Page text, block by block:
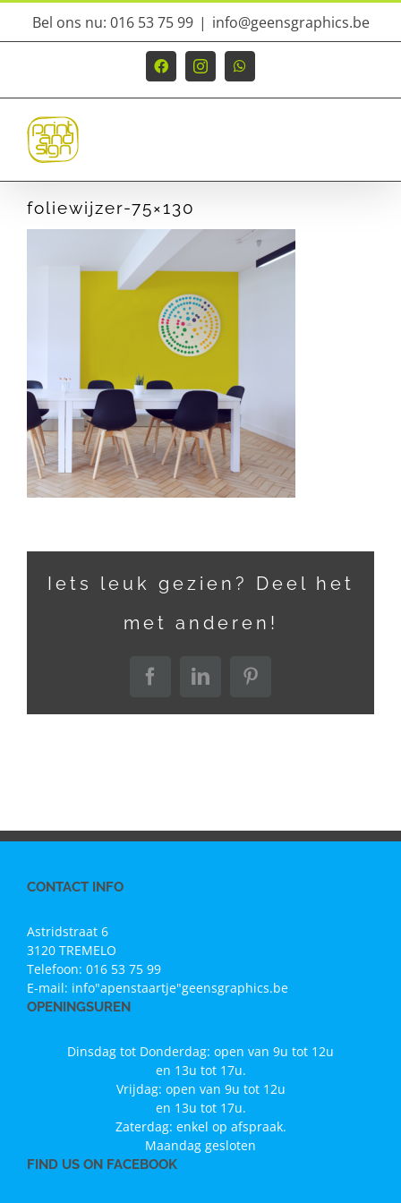
Ga
inhoud
Bel ons nu: 016 53 75 99 | info@geensgraphics.be
FacebookInstagramWhatsApp
foliewijzer-75×130
Iets leuk gezien? Deel het
met anderen!
FacebookLinkedInPinterest
CONTACT INFO
Astridstraat 6
3120 TREMELO
Telefoon: 016 53 75 99
E-mail: info"apenstaartje"geensgraphics.be
OPENINGSUREN
Dinsdag tot Donderdag: open van 9u tot 12u
en 13u tot 17u.
Vrijdag: open van 9u tot 12u
en 13u tot 17u.
Zaterdag: enkel op afspraak.
Maandag gesloten
FIND US ON FACEBOOK